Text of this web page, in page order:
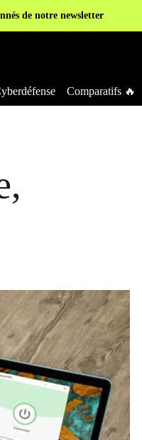
de notre newsletter
Comparatifs 🔥